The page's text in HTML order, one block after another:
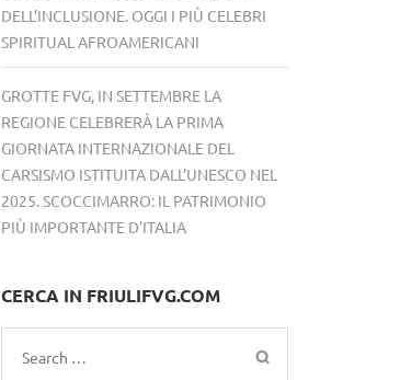
DELL’INCLUSIONE. OGGI I PIÙ CELEBRI
SPIRITUAL AFROAMERICANI
GROTTE FVG, IN SETTEMBRE LA
REGIONE CELEBRERÀ LA PRIMA
GIORNATA INTERNAZIONALE DEL
CARSISMO ISTITUITA DALL’UNESCO NEL
2025. SCOCCIMARRO: IL PATRIMONIO
PIÙ IMPORTANTE D’ITALIA
CERCA IN FRIULIFVG.COM
Search